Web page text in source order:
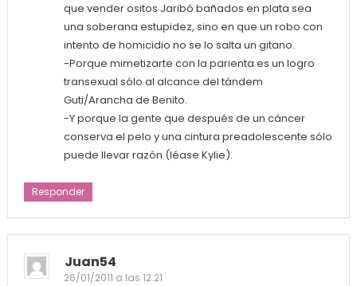
que vender ositos Jaribó bañados en plata sea
una soberana estupidez, sino en que un robo con
intento de homicidio no se lo salta un gitano.
-Porque mimetizarte con la parienta es un logro
transexual sólo al alcance del tándem
Guti/Arancha de Benito.
-Y porque la gente que después de un cáncer
conserva el pelo y una cintura preadolescente sólo
puede llevar razón (léase Kylie).
Responder
Juan54
26/01/2011 a las 12:21